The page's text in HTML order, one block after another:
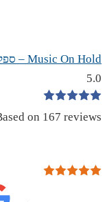
Music On Hold – ספק ארצי לקריינות מקצועית
5.0
on 167 reviews